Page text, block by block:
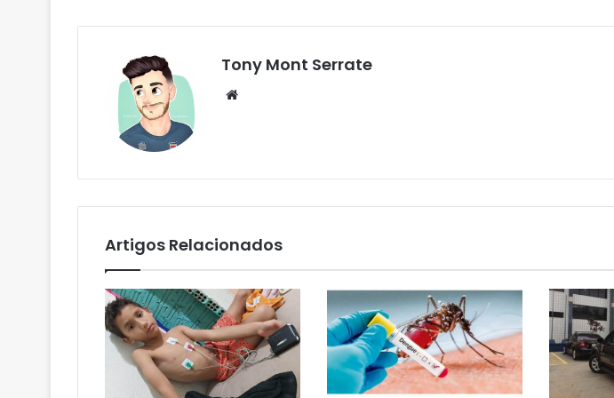
Tony Mont Serrate
Artigos Relacionados